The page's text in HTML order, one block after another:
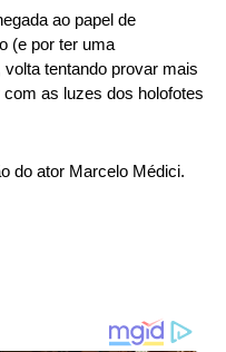
ao papel de
(e por ter uma
tentando provar mais
as luzes dos holofotes
do ator Marcelo Médici.